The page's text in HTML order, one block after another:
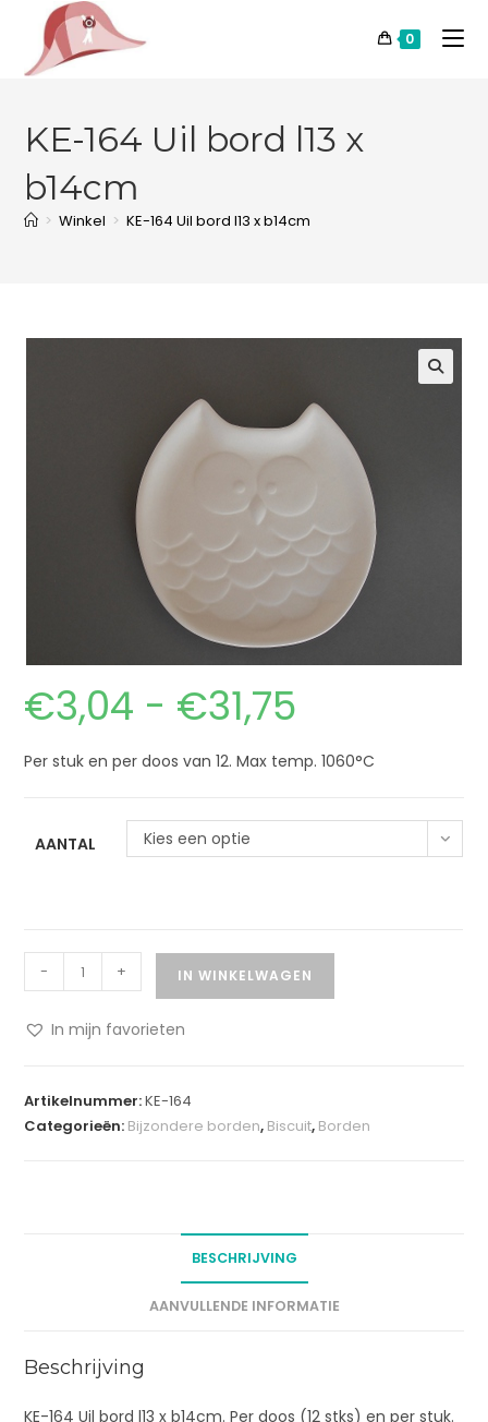
0
KE-164 Uil bord l13 x
b14cm
> Winkel > KE-164 Uil bord l13 x b14cm
€3,04 - €31,75
Per stuk en per doos van 12. Max temp. 1060°C
AANTAL Kies een optie
- + IN WINKELWAGEN
In mijn favorieten
t
:
Artikelnummer:KE-164
Categorieën: Bijzondere borden, Biscuit, Borden
BESCHRIJVING
AANVULLENDE INFORMATIE
Beschrijving
KE-164 Uil bord l13 x b14cm. Per doos (12 stks) en per stuk.